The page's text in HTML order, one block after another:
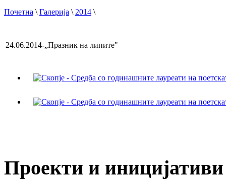
Почетна \Галерија \2014 \
24.06.2014-„Празник на липите"
Проекти и иницијативи